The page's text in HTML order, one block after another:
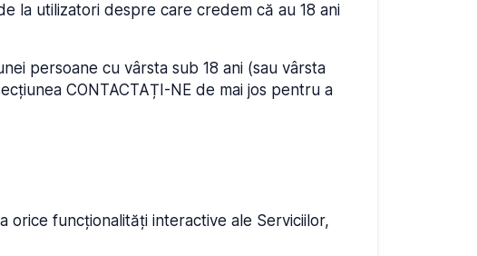
la utilizatori despre care credem că au 18 ani
persoane cu vârsta sub 18 ani (sau vârsta
CONTACTAȚI-NE de mai jos pentru a
orice funcționalități interactive ale Serviciilor,